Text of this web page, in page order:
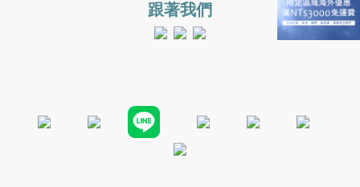
跟著我們